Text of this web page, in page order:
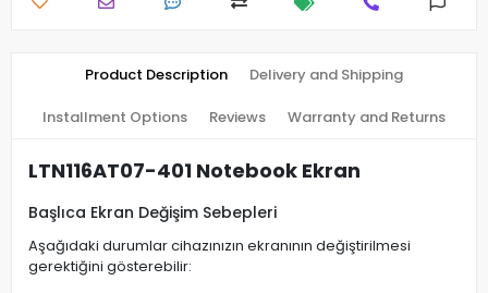
Product Description Delivery and Shipping
Installment Options Reviews Warranty and Returns
LTN116AT07-401 Notebook Ekran
Başlıca Ekran Değişim Sebepleri
Aşağıdaki durumlar cihazınızın ekranının değiştirilmesi
gerektiğini gösterebilir: